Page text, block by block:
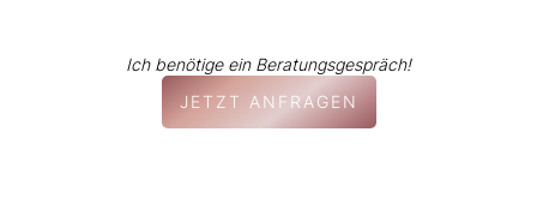
Ich benötige ein Beratungsgespräch!
JETZT ANFRAGEN